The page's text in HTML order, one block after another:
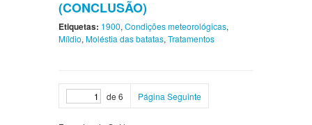
(CONCLUSÃO)
Etiquetas: 1900, Condições meteorológicas,
Míldio, Moléstia das batatas, Tratamentos
de 6 Página Seguinte